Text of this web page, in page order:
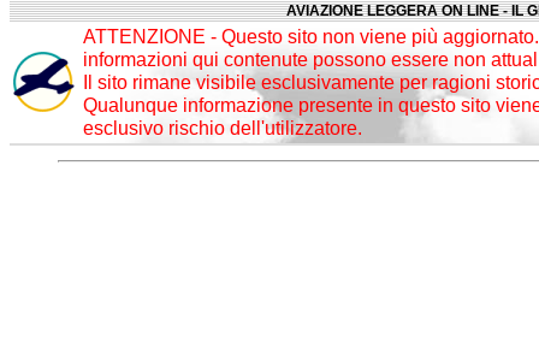
AVIAZIONE LEGGERA ON LINE - IL
ATTENZIONE - Questo sito non viene più
informazioni qui contenute possono essere non
Il sito rimane visibile esclusivamente per ragioni
Qualunque informazione presente in questo sito
esclusivo rischio dell'utilizzatore.